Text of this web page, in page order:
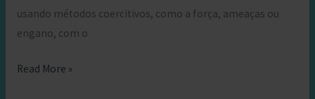
usando métodos coercitivos, como a força, ameaças ou
engano, com o
A
Read More »